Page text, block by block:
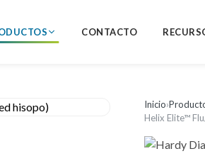
CONTACTO
Inicio›
Helix Elite™